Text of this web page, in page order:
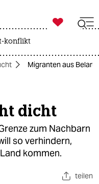

taz zahl ich
konflikt
Migranten aus
dicht
zum Nachbarn
so verhindern,
kommen.
teilen